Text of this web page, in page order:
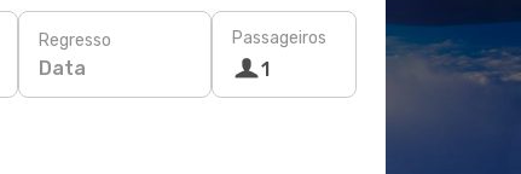
Regresso
Data
Passageiros
1